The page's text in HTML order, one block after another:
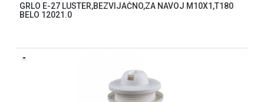
GRLO E-27 LUSTER,BEZVIJAČNO,ZA NAVOJ M10X1,T180
BELO 12021.0
-